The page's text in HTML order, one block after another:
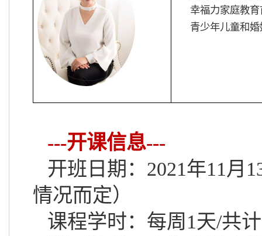
幸福力家庭教
青少年儿童和
---开课信息---
开班日期： 2021年11月
情况而定）
课程学时：每周 1天/共计